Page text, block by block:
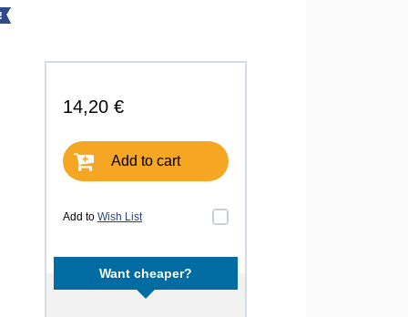
14,20 €
Add to cart
Add to Wish List
Want cheaper?